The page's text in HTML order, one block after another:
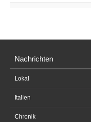
Nachrichten
Lokal
Italien
Chronik